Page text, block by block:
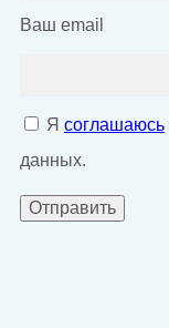
Ваш email
Я соглашаюсь
данных.